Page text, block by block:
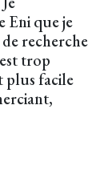
Eni que je
recherche
trop
plus facile